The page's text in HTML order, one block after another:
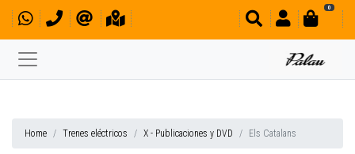
0
Home Trenes eléctricos X - Publicaciones y DVD Els Catalans